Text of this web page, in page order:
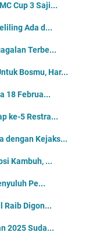
Cup 3 Saji...
Ada d...
Terbe...
Bosmu, Har...
18 Februa...
ke-5 Restra...
dengan Kejaks...
Kambuh, ...
Pe...
Raib Digon...
2025 Suda...